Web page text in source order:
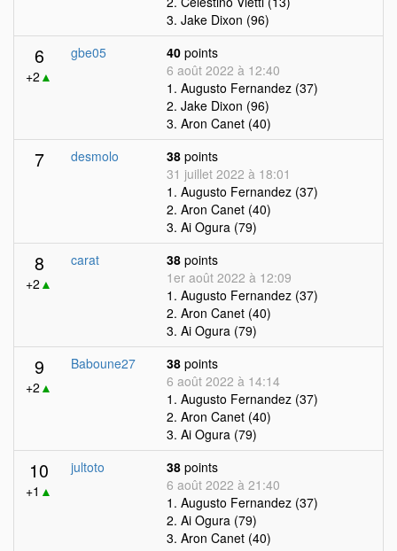
3. Jake Dixon (96)
6
+2 ▲
gbe05 40 points
6 août 2022 à 12:40
1. Augusto Fernandez (37)
2. Jake Dixon (96)
3. Aron Canet (40)
7 desmolo 38 points
31 juillet 2022 à 18:01
1. Augusto Fernandez (37)
2. Aron Canet (40)
3. Ai Ogura (79)
8
+2 ▲
carat 38 points
1er août 2022 à 12:09
1. Augusto Fernandez (37)
2. Aron Canet (40)
3. Ai Ogura (79)
9
+2 ▲
Baboune27 38 points
6 août 2022 à 14:14
1. Augusto Fernandez (37)
2. Aron Canet (40)
3. Ai Ogura (79)
10
+1 ▲
jultoto 38 points
6 août 2022 à 21:40
1. Augusto Fernandez (37)
2. Ai Ogura (79)
3. Aron Canet (40)